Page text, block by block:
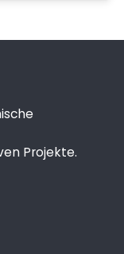
Projekte.